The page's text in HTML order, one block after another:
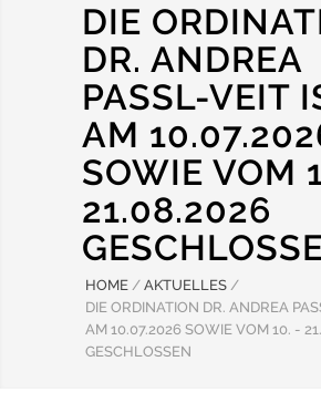
DIE
DR. ANDREA
PASSL-VEIT
AM
SOWIE VOM
21.08.2026
HOME / AKTUELLES /
DIE ORDINATION DR. ANDREA
AM 10.07.2026 SOWIE VOM 10. -
GESCHLOSSEN